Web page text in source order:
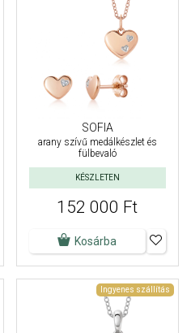
SOFIA
arany szívű medálkészlet és
fülbevaló
KÉSZLETEN
152 000 Ft
Kosárba
Ingyenes szállítás